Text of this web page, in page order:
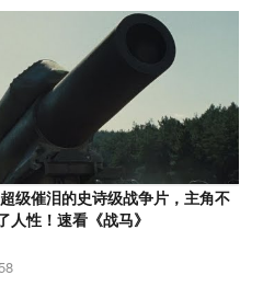
超级催泪的史诗级战争片，主角不
人性！速看《战马》